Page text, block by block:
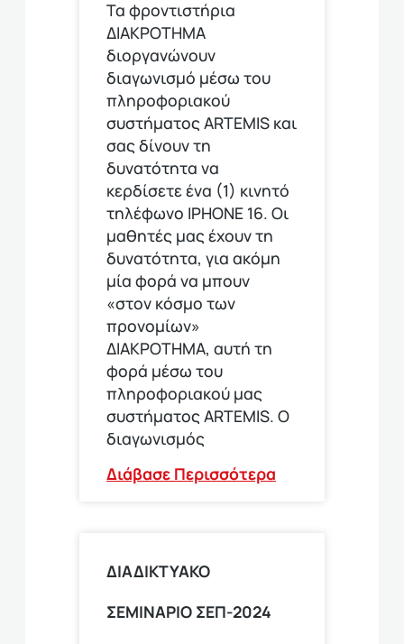
Τα φροντιστήρια
ΔΙΑΚΡΟΤΗΜΑ
διοργανώνουν
διαγωνισμό μέσω του
πληροφοριακού
συστήματος ARTEMIS και
σας δίνουν τη
δυνατότητα να
κερδίσετε ένα (1) κινητό
τηλέφωνο ΙΡΗΟΝΕ 16. Οι
μαθητές μας έχουν τη
δυνατότητα, για ακόμη
μία φορά να μπουν
«στον κόσμο των
προνομίων»
ΔΙΑΚΡΟΤΗΜΑ, αυτή τη
φορά μέσω του
πληροφοριακού μας
συστήματος ARTEMIS. Ο
διαγωνισμός
Διάβασε Περισσότερα
ΔΙΑΔΙΚΤΥΑΚΟ
ΣΕΜΙΝΑΡΙΟ ΣΕΠ-2024